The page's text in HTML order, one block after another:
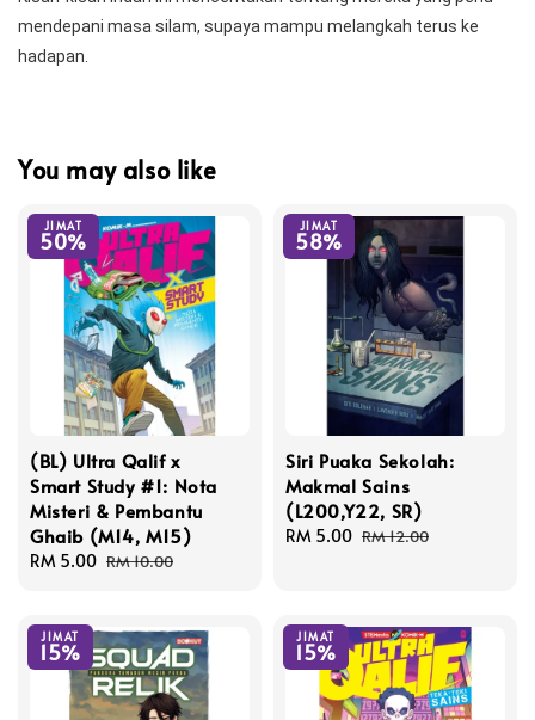
mendepani masa silam, supaya mampu melangkah terus ke
hadapan.
You may also like
JIMAT
50%
(BL) Ultra Qalif x
Smart Study #1: Nota
Misteri & Pembantu
Ghaib (M14, M15)
Sale
RM 5.00 Regular
RM 10.00
JIMAT
58%
Siri Puaka Sekolah:
Makmal Sains
(L200,Y22, SR)
Sale
RM 5.00 Regular
RM 12.00
JIMAT
15%
JIMAT
15%